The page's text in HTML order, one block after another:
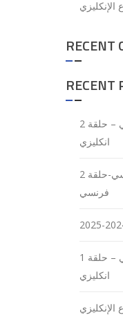
RECENT
RECENT
لوائح الكتب لمرحلة التعليم الأساسي – حلقة 2
انكليزي
لوائح الكتب لمرحلة التعليم الأساسي-حلقة 2
فرنسي
لوائح الكتب لمرحلة التعليم الأساسي – حلقة 1
انكليزي